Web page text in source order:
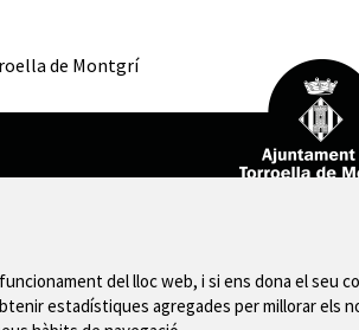
de Montgrí
del lloc web, i si ens dona el seu
estadístiques agregades per millorar els